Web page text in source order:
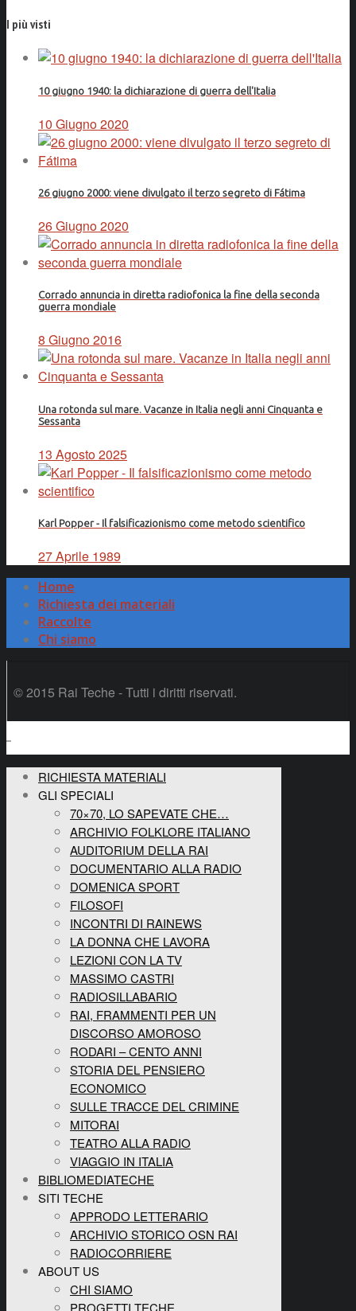
I più visti
10 giugno 1940: la dichiarazione di guerra dell'Italia
10 Giugno 2020
26 giugno 2000: viene divulgato il terzo segreto di Fátima
26 Giugno 2020
Corrado annuncia in diretta radiofonica la fine della seconda
guerra mondiale
8 Giugno 2016
Una rotonda sul mare. Vacanze in Italia negli anni Cinquanta e
Sessanta
13 Agosto 2025
Karl Popper - Il falsificazionismo come metodo scientifico
27 Aprile 1989
Home
Richiesta dei materiali
Raccolte
Chi siamo
© 2015 Rai Teche - Tutti i diritti riservati.
RICHIESTA MATERIALI
GLI SPECIALI
70×70, LO SAPEVATE CHE…
ARCHIVIO FOLKLORE ITALIANO
AUDITORIUM DELLA RAI
DOCUMENTARIO ALLA RADIO
DOMENICA SPORT
FILOSOFI
INCONTRI DI RAINEWS
LA DONNA CHE LAVORA
LEZIONI CON LA TV
MASSIMO CASTRI
RADIOSILLABARIO
RAI, FRAMMENTI PER UN
DISCORSO AMOROSO
RODARI – CENTO ANNI
STORIA DEL PENSIERO
ECONOMICO
SULLE TRACCE DEL CRIMINE
MITORAI
TEATRO ALLA RADIO
VIAGGIO IN ITALIA
BIBLIOMEDIATECHE
SITI TECHE
APPRODO LETTERARIO
ARCHIVIO STORICO OSN RAI
RADIOCORRIERE
ABOUT US
CHI SIAMO
PROGETTI TECHE